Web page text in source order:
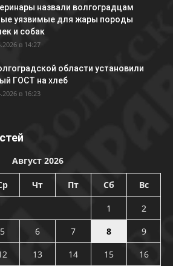
назвали волгоградцам
уязвимые для жары породы
и собак
в 14:27
области установили
ГОСТ на хлеб
в 16:23
Август 2026
Чт Пт Сб Вс
1
2
5 6 7 8
9
13 14 15
16